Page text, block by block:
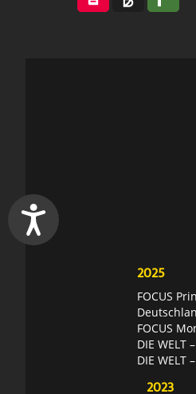
2025
FOCUS
FOCUS
DIE
DIE
2023